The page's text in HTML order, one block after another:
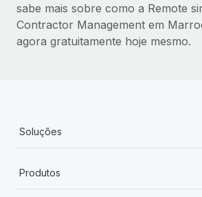
sabe mais sobre como a Remote
Contractor Management em
agora gratuitamente hoje mesmo.
Soluções
Produtos